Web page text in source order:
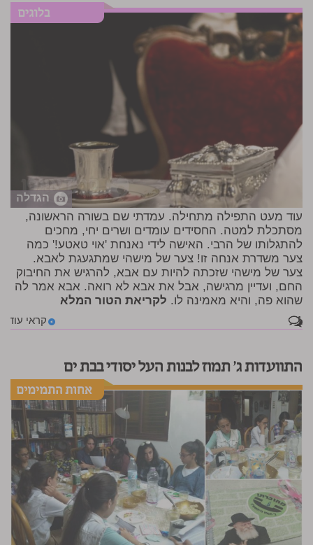
הגדלה
עוד מעט התפילה מתחילה. עמדתי שם בשורה הראשונה,
מסתכלת למטה. החסידים עומדים ושרים יחי, מחכים
להתגלותו של הרבי. האישה לידי נאנחת 'אוי טאטע!' כמה
צער משדרת אנחה זו! צער של מישהי שמתגעגת לאבא.
צער של מישהי שזכתה להיות עם אבא, להרגיש את החיבוק
החם, ועדיין מרגישה, אבל את אבא לא רואה. אבא אמר לה
שהוא פה, והיא מאמינה לו. לקריאת הטור המלא
קראי עוד 1
התוועדות ג' תמוז לבנות העל יסודי בבת ים